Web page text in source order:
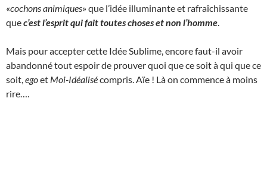
«cochons animiques» que l’idée illuminante et rafraîchissante
quec’est l’esprit qui fait toutes choses et non l’homme
Mais pour accepter cette Idée Sublime, encore faut-il avoir
abandonné tout espoir de prouver quoi que ce soit à qui que ce
soit, egoet Moi-Idéalisécompris. Aïe ! Là on commence à moins
rire….